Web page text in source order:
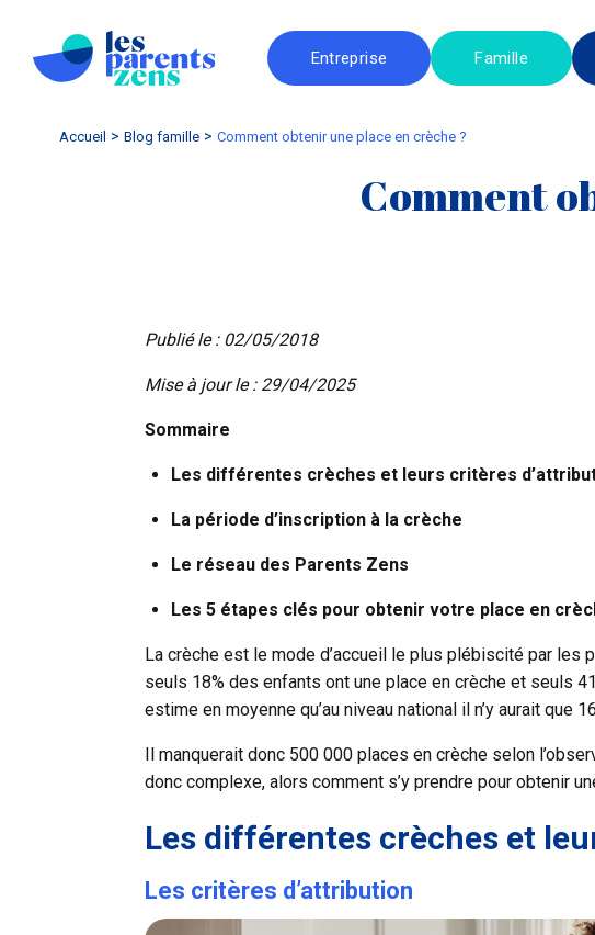
Entreprise Famille
Accueil blog famille Comment obtenir une place en crèche ?
Comment
Publié le : 02/05/2018
Mise à jour le : 29/04/2025
Sommaire
Les différentes crèches et leurs critères
La période d’inscription à la crèche
Le réseau des Parents Zens
Les 5 étapes clés pour obtenir votre place en
La crèche est le mode d’accueil le plus plébiscité par les
seuls 18% des enfants ont une place en crèche et seuls
estime en moyenne qu’au niveau national il n’y aurait que
Il manquerait donc 500 000 places en crèche selon
donc complexe, alors comment s’y prendre pour obtenir
Les différentes crèches et
Les critères d’attribution